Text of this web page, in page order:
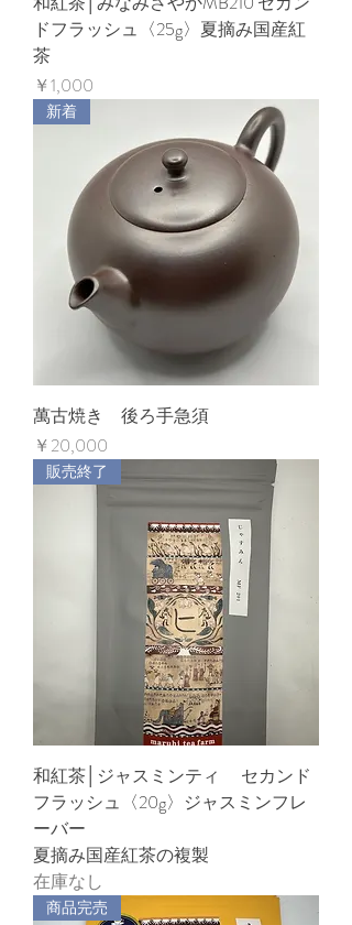
ドフラッシュ〈25g〉夏摘み国産紅
茶
価格
￥1,000
新着
萬古焼き 後ろ手急須
価格
￥20,000
販売終了
和紅茶│ジャスミンティ セカンド
フラッシュ〈20g〉ジャスミンフレ
ーバー
夏摘み国産紅茶の複製
在庫なし
商品完売